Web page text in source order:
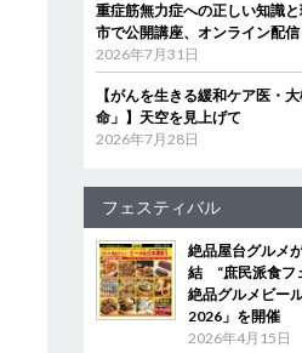
重症筋無力症への正しい知識
市で公開講座、オンライン配信
2026年7月31日
【がんを生きる緩和ケア医・
命」】天空を見上げて
2026年7月28日
フェスティバル
絶品屋台グルメ
結 “庶民派食フ
絶品グルメビー
2026」を開催
2026年4月15日